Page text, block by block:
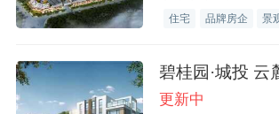
办理过户就可以了。
法拍房的落户流程并不复
落户的过程中，大家会遇到
住宅 品牌房企 景
碧桂园·城投 云
更新中